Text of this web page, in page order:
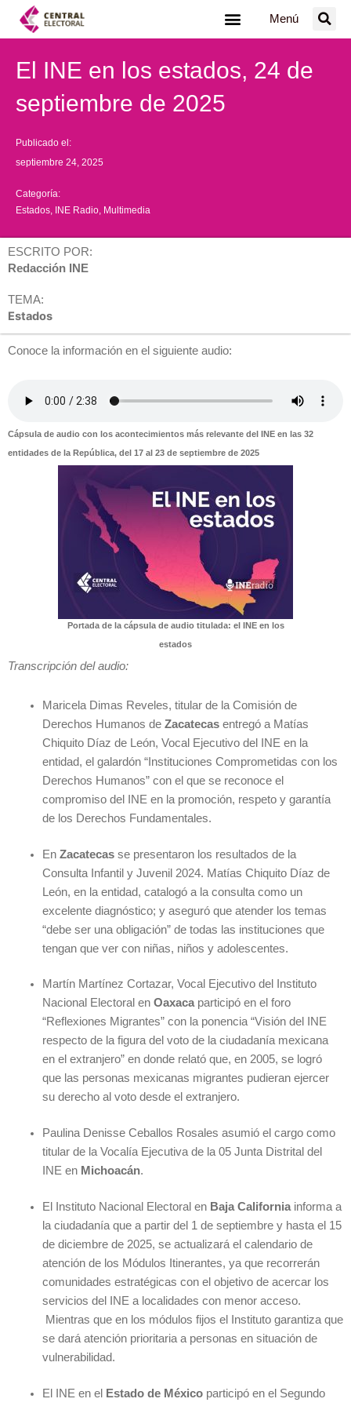
Menú
El INE en los estados, 24 de
septiembre de 2025
Publicado el:
septiembre 24, 2025
Categoría:
Estados INE Radio Multimedia
ESCRITO POR:
Redacción INE
TEMA:
Estados
Conoce la información en el siguiente audio:
Cápsula de audio con los acontecimientos más relevante del INE en las 32
entidades de la República, del 17 al 23 de septiembre de 2025
Portada de la cápsula de audio titulada: el INE en los
estados
Transcripción del audio:
Maricela Dimas Reveles, titular de la Comisión de
Derechos Humanos de Zacatecas entregó a Matías
Chiquito Díaz de León, Vocal Ejecutivo del INE en la
entidad, el galardón “Instituciones Comprometidas con los
Derechos Humanos” con el que se reconoce el
compromiso del INE en la promoción, respeto y garantía
de los Derechos Fundamentales.
En Zacatecas se presentaron los resultados de la
Consulta Infantil y Juvenil 2024. Matías Chiquito Díaz de
León, en la entidad, catalogó a la consulta como un
excelente diagnóstico; y aseguró que atender los temas
“debe ser una obligación” de todas las instituciones que
tengan que ver con niñas, niños y adolescentes.
Martín Martínez Cortazar, Vocal Ejecutivo del Instituto
Nacional Electoral enOaxaca participó en el foro
“Reflexiones Migrantes” con la ponencia “Visión del INE
respecto de la figura del voto de la ciudadanía mexicana
en el extranjero” en donde relató que, en 2005, se logró
que las personas mexicanas migrantes pudieran ejercer
su derecho al voto desde el extranjero.
Paulina Denisse Ceballos Rosales asumió el cargo como
titular de la Vocalía Ejecutiva de la 05 Junta Distrital del
INE en Michoacán.
El Instituto Nacional Electoral enBaja Californiainforma a
la ciudadanía que a partir del 1 de septiembre y hasta el 15
de diciembre de 2025, se actualizará el calendario de
atención de los Módulos Itinerantes, ya que recorrerán
comunidades estratégicas con el objetivo de acercar los
servicios del INE a localidades con menor acceso.
Mientras que en los módulos fijos el Instituto garantiza que
se dará atención prioritaria a personas en situación de
vulnerabilidad.
El INE en el Estado de México participó en el Segundo